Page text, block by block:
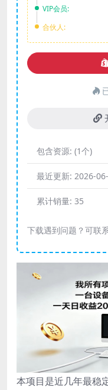
VIP会员:
合伙人:
包含资源: (1个)
最近更新: 2026-
累计销量: 35
下载遇到问题？可联
本项目是近几年最稳